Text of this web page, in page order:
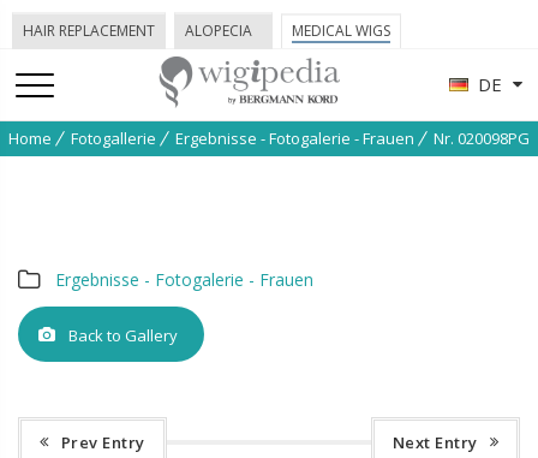
DE
HAIR REPLACEMENT ALOPECIA MEDICAL WIGS
Home Fotogallerie Ergebnisse - Fotogalerie - Frauen Nr. 020098PG
Ergebnisse - Fotogalerie - Frauen
Back to Gallery
Prev Entry Next Entry